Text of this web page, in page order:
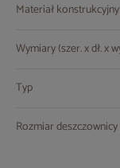
Materiał konstrukcyjny
Wymiary (szer. x dł. x
Typ
Rozmiar deszczownicy